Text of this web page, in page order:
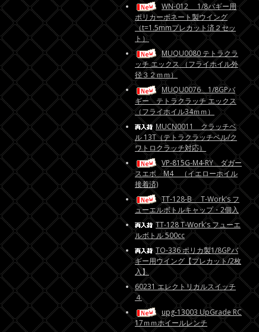
WN-012 1/8バギー用
ポリカーボネート製ウイング
（t=1.5mmプレカット済２セッ
ト）
MUQU0080 テトラクラ
ッチ エックス （フライホイル外
径３２ｍｍ）
MUQU0076 1/8GPバ
ギー テトラクラッチ エックス
（フライホイル34ｍｍ）
MUCN0011 クラッチベ
ル 13T（テトラクラッチベル/ク
ワトロクラッチ対応）
VP-815G-M4-RY ダガー
スエボ M4 （イエローホイル
接着済)
TT-128-B T-Work's フ
ューエルボトルキャップ・2個入
TT-128 T-Work's フューエ
ルボトル 500cc
TO-336 ポリカ製1/8GPバ
ギー用ウイング【プレカット/2枚
入】
60231 エレクトリカルスイッチ
４
upg-13003 UpGrade RC
17ｍｍホイールレンチ